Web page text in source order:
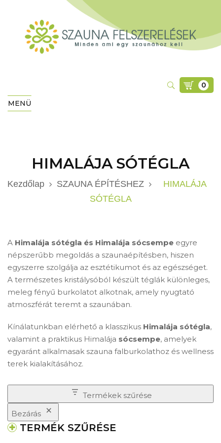
0
MENÜ
HIMALÁJA SÓTÉGLA
Kezdőlap SZAUNA ÉPÍTÉSHEZ
HIMALÁJA
SÓTÉGLA
A Himalája sótégla és Himalája sócsempe egyre
népszerűbb megoldás a szaunaépítésben, hiszen
egyszerre szolgálja az esztétikumot és az egészséget.
A természetes kristálysóból készült téglák különleges,
meleg fényű burkolatot alkotnak, amely nyugtató
atmoszférát teremt a szaunában.
Kínálatunkban elérhető a klasszikus Himalája sótégla,
valamint a praktikus Himalája sócsempe, amelyek
egyaránt alkalmasak szauna falburkolathoz és wellness
terek kialakításához.
Termékek szűrése
Bezárás
TERMÉK SZŰRÉSE